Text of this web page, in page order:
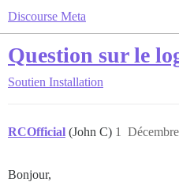
Discourse Meta
Question sur le
Soutien Installation
RCOfficial (John C) 1
Bonjour,